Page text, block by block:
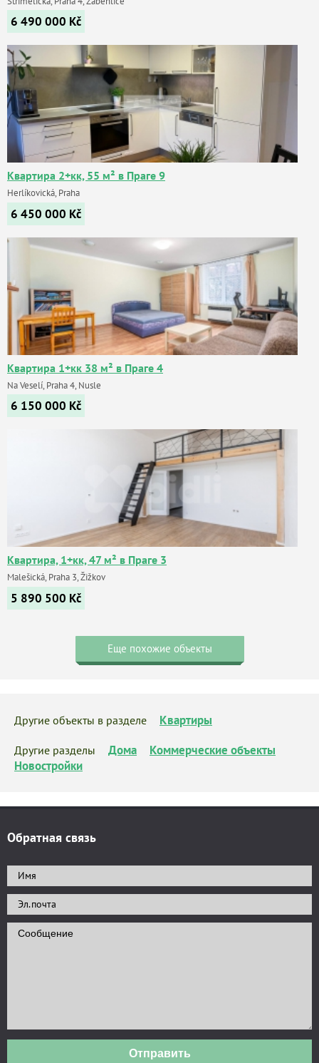
6 490 000 Kč
Квартира 2+кк, 55 м² в Праге 9
Herlíkovická, Praha
6 450 000 Kč
Квартира 1+кк 38 м² в Праге 4
Na Veselí, Praha 4, Nusle
6 150 000 Kč
Квартира, 1+кк, 47 м² в Праге 3
Malešická, Praha 3, Žižkov
5 890 500 Kč
Еще похожие объекты
Другие объекты в разделе Квартиры
Другие разделы Дома
Коммерческие объекты
Новостройки
Обратная связь
Отправить